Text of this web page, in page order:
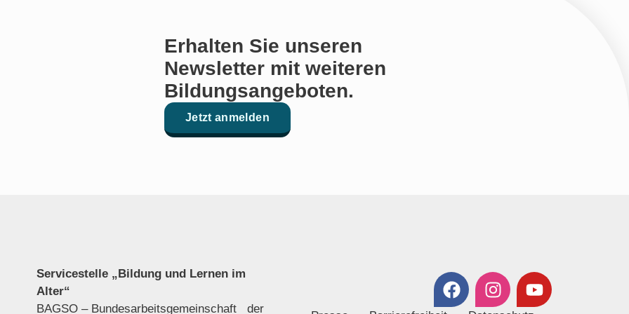
Erhalten Sie unseren
Newsletter mit weiteren
Bildungsangeboten.
Jetzt anmelden
Servicestelle „Bildung und Lernen im
Alter“
BAGSO – Bundesarbeitsgemeinschaft der